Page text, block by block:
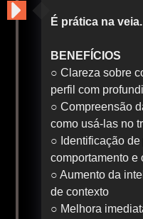
É prática na veia.
BENEFÍCIOS
○ Clareza sobre
perfil com
○ Compreensão
como usá-las no
○ Identificação
comportamento e
○ Aumento da
de contexto
○ Melhora